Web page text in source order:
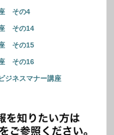
座 その4
座 その14
座 その15
座 その16
ジネスマナー講座